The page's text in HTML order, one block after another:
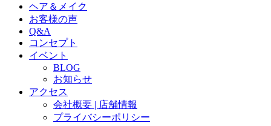
ヘア＆メイク
お客様の声
Q&A
コンセプト
イベント
BLOG
お知らせ
アクセス
会社概要 | 店舗情報
プライバシーポリシー